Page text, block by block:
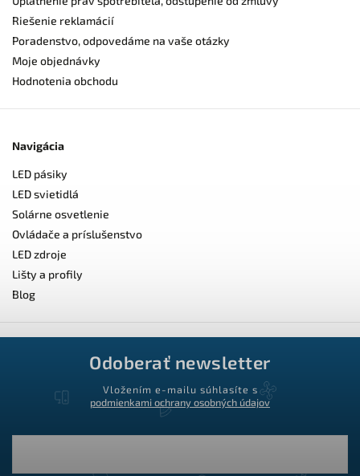
Riešenie reklamácií
Poradenstvo, odpovedáme na vaše otázky
Moje objednávky
Hodnotenia obchodu
Navigácia
LED pásiky
LED svietidlá
Solárne osvetlenie
Ovládače a príslušenstvo
LED zdroje
Lišty a profily
Blog
Odoberať newsletter
Vložením e-mailu súhlasíte s
podmienkami ochrany osobných údajov